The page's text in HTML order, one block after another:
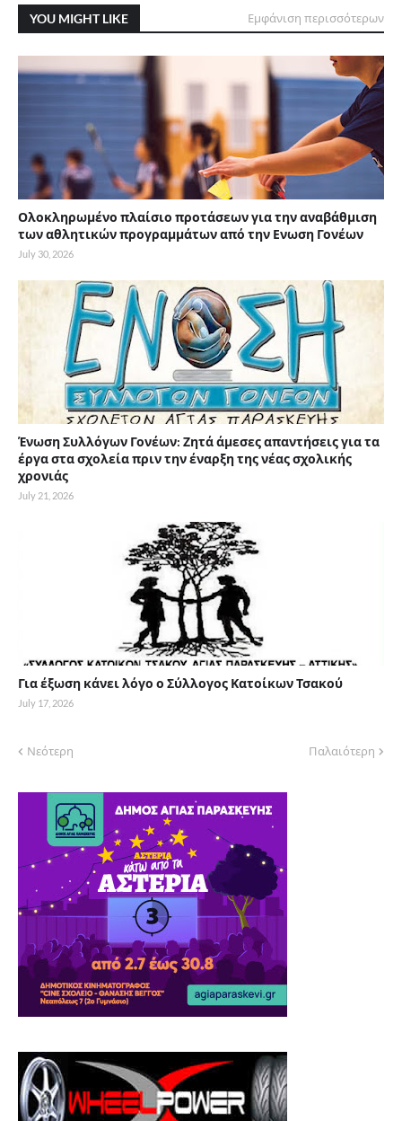
YOU MIGHT LIKE Εμφάνιση περισσότερων
Ολοκληρωμένο πλαίσιο προτάσεων για την αναβάθμιση
των αθλητικών προγραμμάτων από την Ενωση Γονέων
July 30, 2026
Ένωση Συλλόγων Γονέων: Ζητά άμεσες απαντήσεις για τα
έργα στα σχολεία πριν την έναρξη της νέας σχολικής
χρονιάς
July 21, 2026
Για έξωση κάνει λόγο ο Σύλλογος Κατοίκων Τσακού
July 17, 2026
Νεότερη Παλαιότερη